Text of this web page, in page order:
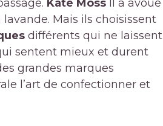
Kate Moss Il a avoué
lavande. Mais ils choisissent
différents qui ne laissent
sentent mieux et durent
grandes marques
l’art de confectionner et